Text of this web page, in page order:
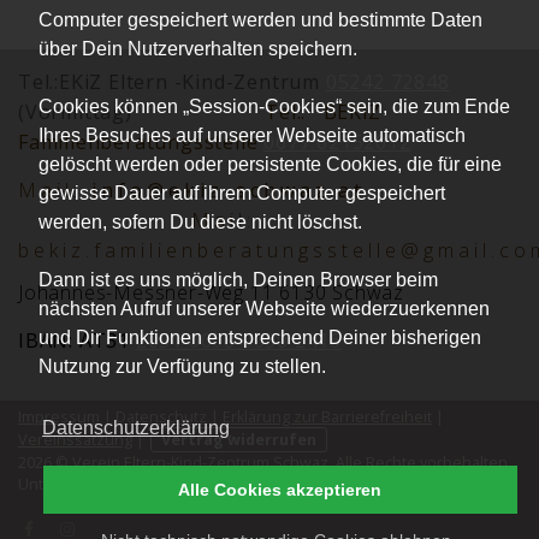
Computer gespeichert werden und bestimmte Daten
über Dein Nutzerverhalten speichern.
Cookies können „Session-Cookies“ sein, die zum Ende
Ihres Besuches auf unserer Webseite automatisch
gelöscht werden oder persistente Cookies, die für eine
gewisse Dauer auf ihrem Computer gespeichert
werden, sofern Du diese nicht löschst.
Dann ist es uns möglich, Deinen Browser beim
nächsten Aufruf unserer Webseite wiederzuerkennen
und Dir Funktionen entsprechend Deiner bisherigen
Nutzung zur Verfügung zu stellen.
Datenschutzerklärung
Alle Cookies akzeptieren
(Vormittag)Tel.:BEKiZ
Familienberatungsstelle0677 62152012
Mail: info@ekiz-schwaz.at
Mail:
Johannes-Messner-Weg 11 6130 Schwaz
IBAN: AT312051 0008 0030 2416
Impressum |Datenschutz
Vereinssatzung|
Vertrag widerrufen
2026 © Verein Eltern-Kind-Zentrum Schwaz. Alle Rechte vorbehalten.
Buchungssoftware für Vereine